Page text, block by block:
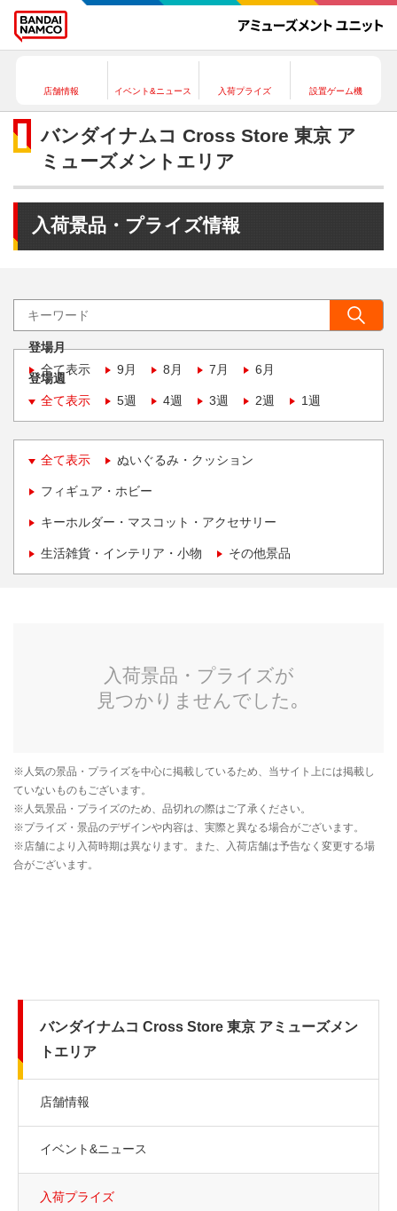
店舗情報 イベント&ニュース 入荷プライズ 設置ゲーム機
バンダイナムコ Cross Store 東京 ア
ミューズメントエリア
入荷景品・プライズ情報
登場月
全て表示
9月 8月 7月 6月
登場週
全て表示
5週 4週 3週 2週 1週
全て表示 ぬいぐるみ・クッション
フィギュア・ホビー
キーホルダー・マスコット・アクセサリー
生活雑貨・インテリア・小物 その他景品
バンダイナムコ Cross Store 東京 アミューズメン
トエリア
店舗情報
イベント&ニュース
入荷プライズ